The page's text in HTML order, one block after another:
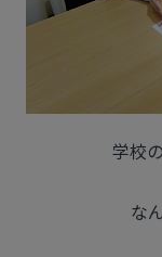
学校
な